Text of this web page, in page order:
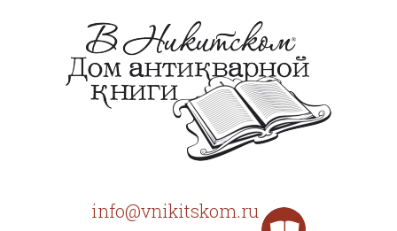
info@vnikitskom.ru